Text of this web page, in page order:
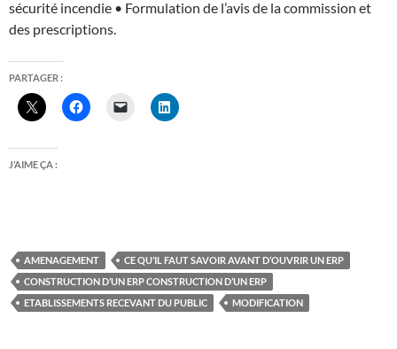
sécurité incendie • Formulation de l’avis de la commission et
des prescriptions.
PARTAGER :
J’AIME ÇA :
AMENAGEMENT
CE QU’IL FAUT SAVOIR AVANT D’OUVRIR UN ERP
CONSTRUCTION D’UN ERP CONSTRUCTION D’UN ERP
ETABLISSEMENTS RECEVANT DU PUBLIC
MODIFICATION